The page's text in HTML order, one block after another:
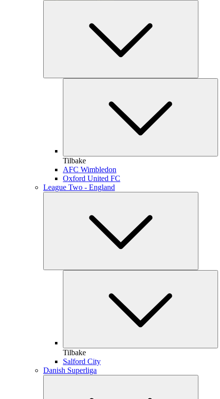
Tilbake
AFC Wimbledon
Oxford United FC
League Two - England
Tilbake
Salford City
Danish Superliga